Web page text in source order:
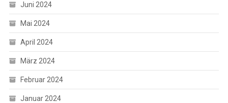
Juni 2024
Mai 2024
April 2024
März 2024
Februar 2024
Januar 2024